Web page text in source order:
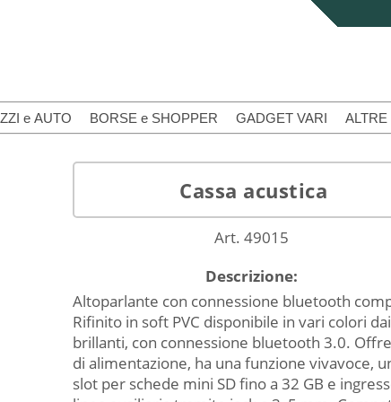
e AUTO BORSE e SHOPPER GADGET VARI ALTRE
Cassa acustica
Art. 49015
Descrizione:
Altoparlante con connessione bluetooth
Rifinito in soft PVC disponibile in vari colori
brillanti, con connessione bluetooth 3.0.
di alimentazione, ha una funzione vivavoce,
slot per schede mini SD fino a 32 GB e